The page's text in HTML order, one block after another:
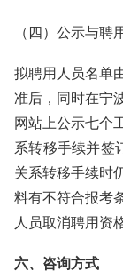
（四）公示与聘
拟聘用人员名单
准后，同时在宁
网站上公示七个
系转移手续并签
关系转移手续时
料有不符合报考
人员取消聘用资
六、咨询方式